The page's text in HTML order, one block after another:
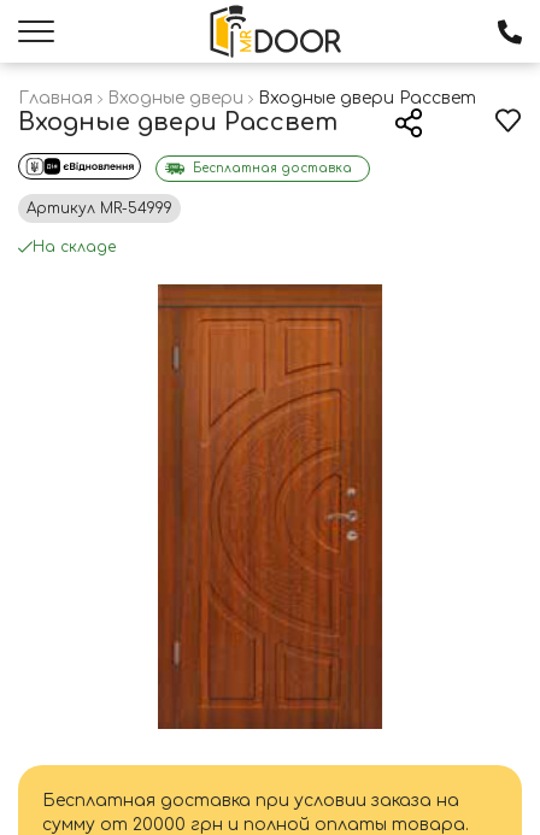
Главная Входные двери Входные двери Рассвет
Входные двери Рассвет
Бесплатная доставка
Артикул MR-54999
На складе
Бесплатная доставка при условии заказа на
сумму от 20000 грн и полной оплаты товара.